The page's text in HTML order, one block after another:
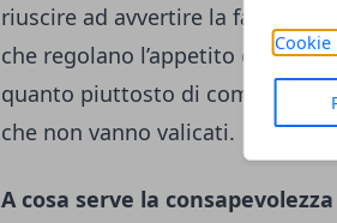
Cookie
riuscire ad avvertire la fame
che regolano l’appetito e si
quanto piuttosto di
che non vanno valicati.
A cosa serve la